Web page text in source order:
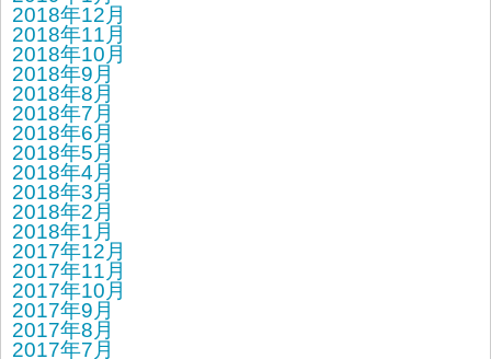
2018年12月
2018年11月
2018年10月
2018年9月
2018年8月
2018年7月
2018年6月
2018年5月
2018年4月
2018年3月
2018年2月
2018年1月
2017年12月
2017年11月
2017年10月
2017年9月
2017年8月
2017年7月